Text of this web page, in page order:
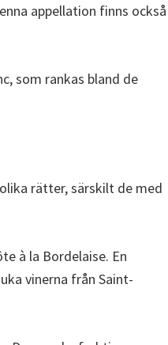
appellation finns också
som rankas bland de
rätter, särskilt de med
à la Bordelaise. En
vinerna från Saint-